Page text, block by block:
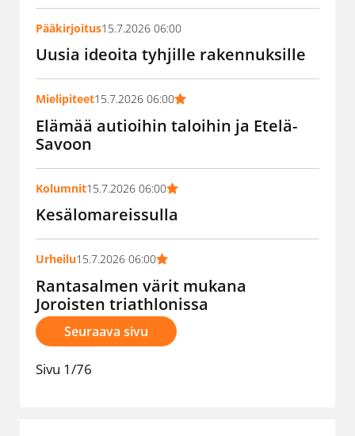
Pääkirjoitus15.7.2026 06:00
Uusia ideoita tyhjille rakennuksille
Mielipiteet15.7.2026 06:00
Elämää autioihin taloihin ja Etelä-
Savoon
Kolumnit15.7.2026 06:00
Kesälomareissulla
Urheilu15.7.2026 06:00
Rantasalmen värit mukana
Joroisten triathlonissa
Seuraava sivu
Sivu 1/76